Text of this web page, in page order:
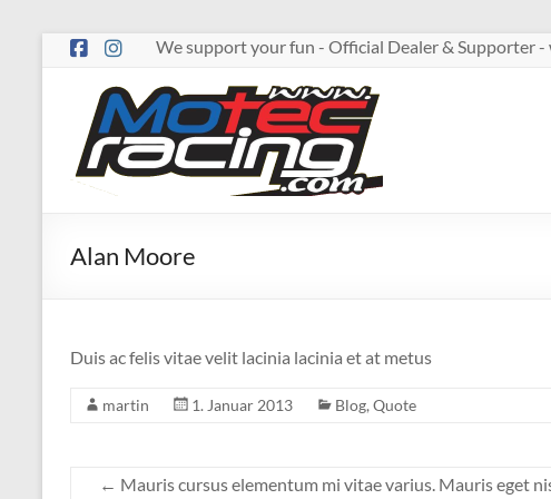
Zum
Inhalt
springen
We support your fun - Official Dealer & Supporter -
MOTECRACING
Alan Moore
Duis ac felis vitae velit lacinia lacinia et at metus
martin 1. Januar 2013 Blog, Quote
← Mauris cursus elementum mi vitae varius. Mauris eget